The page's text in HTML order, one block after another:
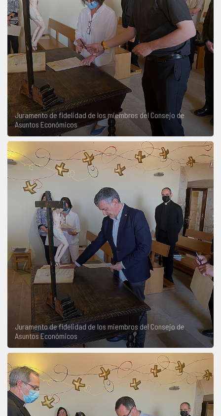
Juramento de fidelidad de los miembros del Consejo de
Asuntos Económicos
Juramento de fidelidad de los miembros del Consejo de
Asuntos Económicos